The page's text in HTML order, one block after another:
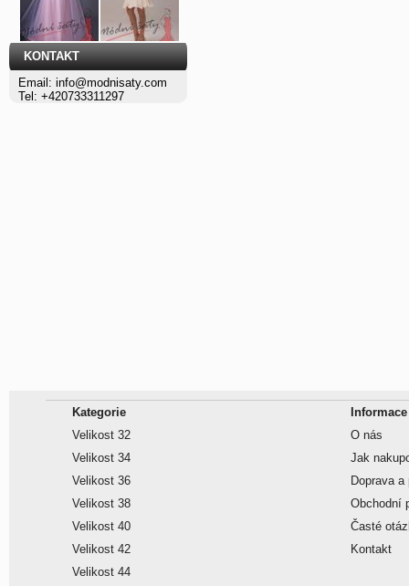
KONTAKT
Email: info@modnisaty.com
Tel: +420733311297
Kategorie
Velikost 32
Velikost 34
Velikost 36
Velikost 38
Velikost 40
Velikost 42
Velikost 44
Informace
O nás
Jak
Doprava a
Obchodní
Časté
Kontakt